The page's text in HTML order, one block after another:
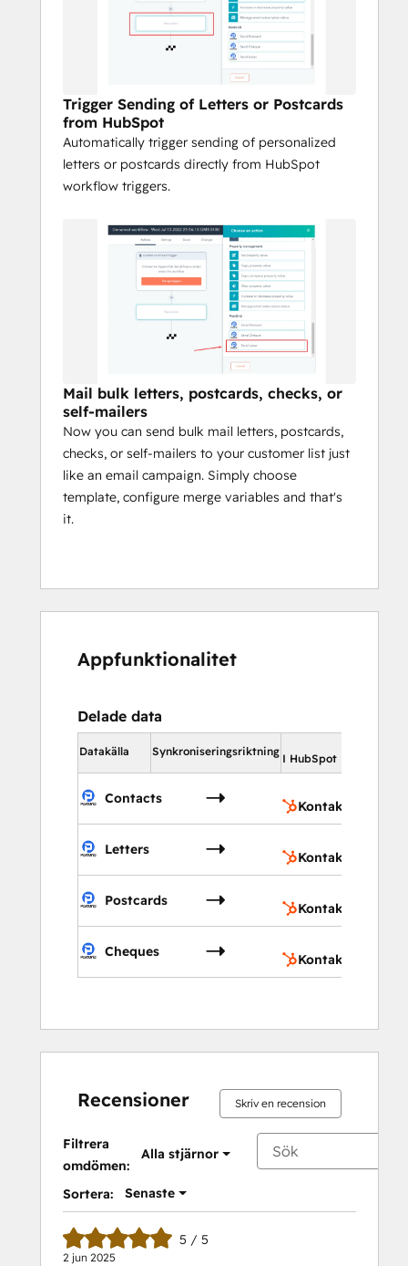
HubSpot
Support customer acquisition,
onboarding, retention, and re-
engagement campaigns
Drive high response rates with
personalized direct mail offers
PostGrid helps you connect offline and
online channels directly from HubSpot so
effective.
Trigger Sending of Letters or Postcards
from HubSpot
Automatically trigger sending of personalized
letters or postcards directly from HubSpot
workflow triggers.
Mail bulk letters, postcards, checks, or
self-mailers
Now you can send bulk mail letters, postcards,
checks, or self-mailers to your customer list just
like an email campaign. Simply choose
template, configure merge variables and that's
it.
Appfunktionalitet
Delade data
Datakälla Synkroniseringsriktning
I HubSpot
Contacts
Kontakter
Letters
Kontakter
Postcards
Kontakter
Cheques
Kontakter
Recensioner Skriv en recension
Filtrera
omdömen:
Alla stjärnor
Sortera: Senaste
5 / 5
2 jun 2025